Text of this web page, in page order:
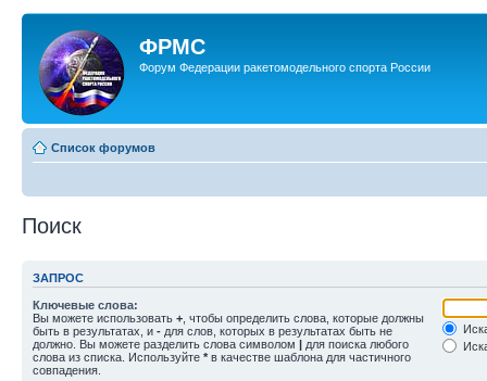
ФРМС
Форум Федерации ракетомодельного спорта России
Список форумов
Поиск
ЗАПРОС
Ключевые слова:
Вы можете использовать + , чтобы определить слова, которые должны
быть в результатах, и - для слов, которых в результатах быть не
должно. Вы можете разделить слова символом | для поиска любого
слова из списка. Используйте * в качестве шаблона для частичного
совпадения.